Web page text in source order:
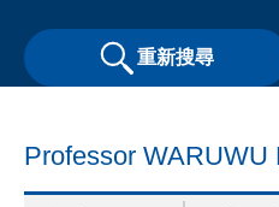
重新搜尋
Professor WARUWU